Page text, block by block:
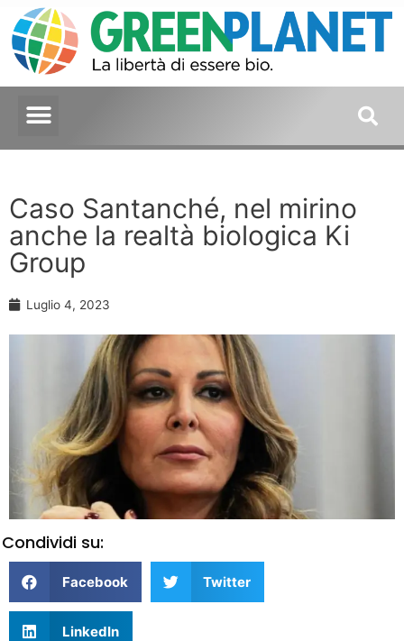
Caso Santanché, nel mirino
anche la realtà biologica Ki
Group
Luglio 4, 2023
Condividi su:
Facebook Twitter
LinkedIn